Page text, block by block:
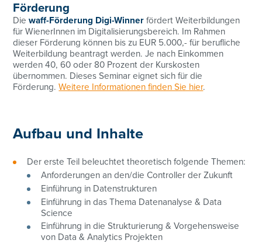
Förderung
Diewaff-Förderung Digi-Winnerfördert Weiterbildungen
für WienerInnen im Digitalisierungsbereich. Im Rahmen
dieser Förderung können bis zu EUR 5.000,- für berufliche
Weiterbildung beantragt werden. Je nach Einkommen
werden 40, 60 oder 80 Prozent der Kurskosten
übernommen. Dieses Seminar eignet sich für die
Förderung.Weitere Informationen finden Sie hier.
Aufbau und Inhalte
Der erste Teil beleuchtet theoretisch folgende Themen:
Anforderungen an den/die Controller der Zukunft
Einführung in Datenstrukturen
Einführung in das Thema Datenanalyse & Data
Science
Einführung in die Strukturierung & Vorgehensweise
von Data & Analytics Projekten